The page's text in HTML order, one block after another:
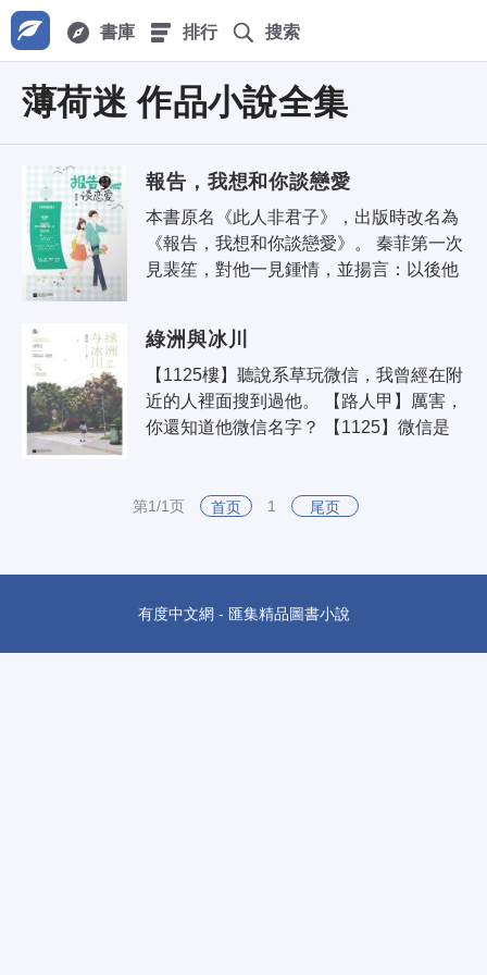
書庫 排行 搜索
薄荷迷 作品小說全集
報告，我想和你談戀愛
本書原名《此人非君子》，出版時改名為
《報告，我想和你談戀愛》。 秦菲第一次
見裴笙，對他一見鍾情，並揚言：以後他
綠洲與冰川
【1125樓】聽說系草玩微信，我曾經在附
近的人裡面搜到過他。 【路人甲】厲害，
你還知道他微信名字？ 【1125】微信是
第1/1页 首页 1 尾页
有度中文網 - 匯集精品圖書小說